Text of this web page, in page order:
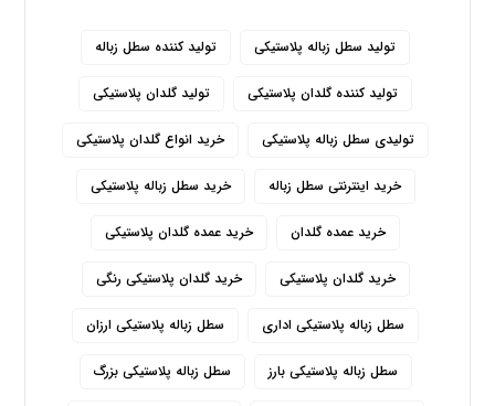
تولید سطل زباله پلاستیکی تولید کننده سطل زباله
تولید کننده گلدان پلاستیکی تولید گلدان پلاستیکی
تولیدی سطل زباله پلاستیکی خرید انواع گلدان پلاستیکی
خرید اینترنتی سطل زباله خرید سطل زباله پلاستیکی
خرید عمده گلدان خرید عمده گلدان پلاستیکی
خرید گلدان پلاستیکی خرید گلدان پلاستیکی رنگی
سطل زباله پلاستیکی اداری سطل زباله پلاستیکی ارزان
سطل زباله پلاستیکی بارز سطل زباله پلاستیکی بزرگ